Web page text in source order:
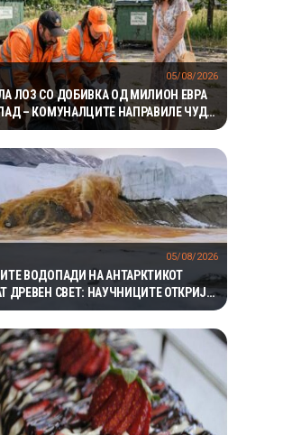
ЛОЗ СО ДОБИВКА ОД МИЛИОН ЕВРА
– КОМУНАЛЦИТЕ НАПРАВИЛЕ ЧУДО
ПРОНАЈДАТ
05/08/2026
ВОДОПАДИ НА АНТАРКТИКОТ
ДРЕВЕН СВЕТ: НАУЧНИЦИТЕ ОТКРИЈА
ИЗОЛИРАН ПОВЕЌЕ ОД 1,5
ГОДИНИ
05/08/2026